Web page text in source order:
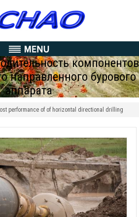
компонентов
направленного бурового
аппарата
performance of of horizontal directional drilling